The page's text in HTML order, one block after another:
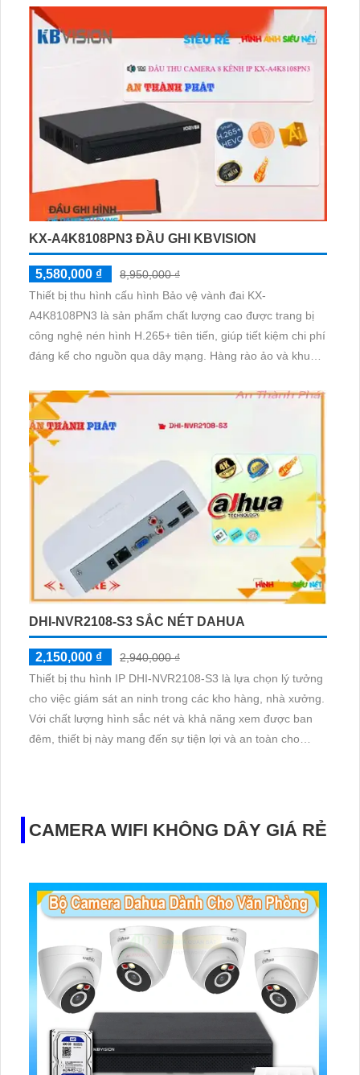
năng chống xâm nhập thông minh. Công Nghệ AI trong
sản phẩm giúp chống trộm hiệu quả, phân biệt mặt người
KX-A4K8108PN3 ĐẦU GHI KBVISION
5,580,000 ₫
8,950,000 ₫
Thiết bị thu hình cấu hình Bảo vệ vành đai KX-
A4K8108PN3 là sản phẩm chất lượng cao được trang bị
công nghệ nén hình H.265+ tiên tiến, giúp tiết kiệm chi phí
đáng kể cho nguồn qua dây mạng. Hàng rào ảo và khu
DHI-NVR2108-S3 SẮC NÉT DAHUA
2,150,000 ₫
2,940,000 ₫
Thiết bị thu hình IP DHI-NVR2108-S3 là lựa chọn lý tưởng
cho việc giám sát an ninh trong các kho hàng, nhà xưởng.
Với chất lượng hình sắc nét và khả năng xem được ban
đêm, thiết bị này mang đến sự tiện lợi và an toàn cho
CAMERA WIFI KHÔNG DÂY GIÁ RẺ